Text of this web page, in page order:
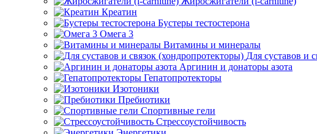
Креатин
Бустеры тестостерона
Омега 3
Витамины и минералы
Для суставов и
Аргинин и донаторы азота
Гепатопротекторы
Изотоники
Пребиотики
Спортивные гели
Стрессоустойчивость